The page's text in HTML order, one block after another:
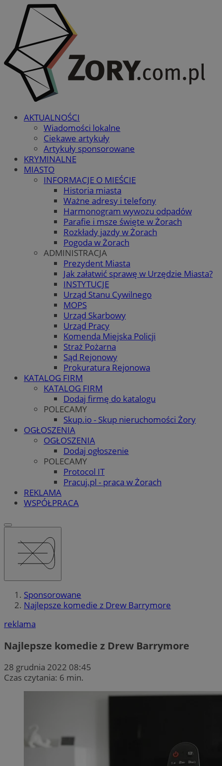
AKTUALNOŚCI
Wiadomości lokalne
Ciekawe artykuły
Artykuły sponsorowane
KRYMINALNE
MIASTO
INFORMACJE O MIEŚCIE
Historia miasta
Ważne adresy i telefony
Harmonogram wywozu odpadów
Parafie i msze święte w Żorach
Rozkłady jazdy w Żorach
Pogoda w Żorach
ADMINISTRACJA
Prezydent Miasta
Jak załatwić sprawę w Urzędzie Miasta?
INSTYTUCJE
Urząd Stanu Cywilnego
MOPS
Urząd Skarbowy
Urząd Pracy
Komenda Miejska Policji
Straż Pożarna
Sąd Rejonowy
Prokuratura Rejonowa
KATALOG FIRM
KATALOG FIRM
Dodaj firmę do katalogu
POLECAMY
Skup.io - Skup nieruchomości Żory
OGŁOSZENIA
OGŁOSZENIA
Dodaj ogłoszenie
POLECAMY
Protocol IT
Pracuj.pl - praca w Żorach
REKLAMA
WSPÓŁPRACA
Sponsorowane
Najlepsze komedie z Drew Barrymore
reklama
Najlepsze komedie z Drew Barrymore
28 grudnia 2022 08:45
Czas czytania: 6 min.